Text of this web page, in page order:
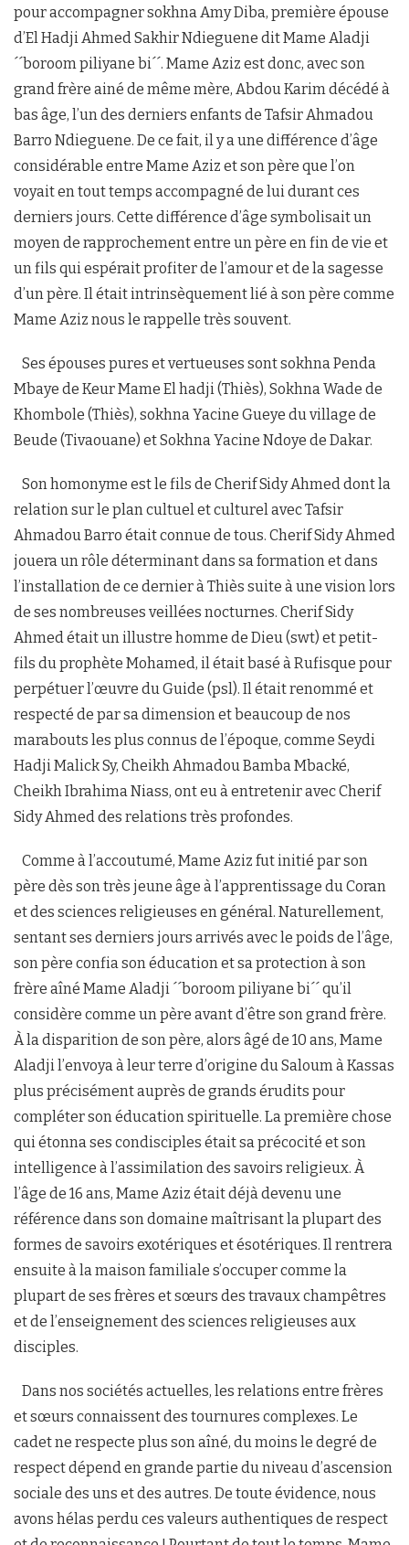
pour accompagner sokhna Amy Diba, première épouse
d’El Hadji Ahmed Sakhir Ndieguene dit Mame Aladji
´´boroom piliyane bi´´. Mame Aziz est donc, avec son
grand frère ainé de même mère, Abdou Karim décédé à
bas âge, l’un des derniers enfants de Tafsir Ahmadou
Barro Ndieguene. De ce fait, il y a une différence d’âge
considérable entre Mame Aziz et son père que l’on
voyait en tout temps accompagné de lui durant ces
derniers jours. Cette différence d’âge symbolisait un
moyen de rapprochement entre un père en fin de vie et
un fils qui espérait profiter de l’amour et de la sagesse
d’un père. Il était intrinsèquement lié à son père comme
Mame Aziz nous le rappelle très souvent.
Ses épouses pures et vertueuses sont sokhna Penda
Mbaye de Keur Mame El hadji (Thiès), Sokhna Wade de
Khombole (Thiès), sokhna Yacine Gueye du village de
Beude (Tivaouane) et Sokhna Yacine Ndoye de Dakar.
Son homonyme est le fils de Cherif Sidy Ahmed dont la
relation sur le plan cultuel et culturel avec Tafsir
Ahmadou Barro était connue de tous. Cherif Sidy Ahmed
jouera un rôle déterminant dans sa formation et dans
l’installation de ce dernier à Thiès suite à une vision lors
de ses nombreuses veillées nocturnes. Cherif Sidy
Ahmed était un illustre homme de Dieu (swt) et petit-
fils du prophète Mohamed, il était basé à Rufisque pour
perpétuer l’œuvre du Guide (psl). Il était renommé et
respecté de par sa dimension et beaucoup de nos
marabouts les plus connus de l’époque, comme Seydi
Hadji Malick Sy, Cheikh Ahmadou Bamba Mbacké,
Cheikh Ibrahima Niass, ont eu à entretenir avec Cherif
Sidy Ahmed des relations très profondes.
Comme à l’accoutumé, Mame Aziz fut initié par son
père dès son très jeune âge à l’apprentissage du Coran
et des sciences religieuses en général. Naturellement,
sentant ses derniers jours arrivés avec le poids de l’âge,
son père confia son éducation et sa protection à son
frère aîné Mame Aladji ´´boroom piliyane bi´´ qu’il
considère comme un père avant d’être son grand frère.
À la disparition de son père, alors âgé de 10 ans, Mame
Aladji l’envoya à leur terre d’origine du Saloum à Kassas
plus précisément auprès de grands érudits pour
compléter son éducation spirituelle. La première chose
qui étonna ses condisciples était sa précocité et son
intelligence à l’assimilation des savoirs religieux. À
l’âge de 16 ans, Mame Aziz était déjà devenu une
référence dans son domaine maîtrisant la plupart des
formes de savoirs exotériques et ésotériques. Il rentrera
ensuite à la maison familiale s’occuper comme la
plupart de ses frères et sœurs des travaux champêtres
et de l’enseignement des sciences religieuses aux
disciples.
Dans nos sociétés actuelles, les relations entre frères
et sœurs connaissent des tournures complexes. Le
cadet ne respecte plus son aîné, du moins le degré de
respect dépend en grande partie du niveau d’ascension
sociale des uns et des autres. De toute évidence, nous
avons hélas perdu ces valeurs authentiques de respect